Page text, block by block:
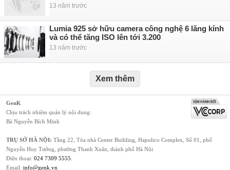
13 năm trước
Lumia 925 sở hữu camera công nghệ 6 lăng kính
và có thể tăng ISO lên tới 3.200
13 năm trước
Xem thêm
GenK
Chịu trách nhiệm quản lý nội dung:
Bà Nguyễn Bích Minh
TRỤ SỞ HÀ NỘI: Tầng 22, Tòa nhà Center Building, Hapulico Complex, Số 01, phố
Nguyễn Huy Tưởng, phường Thanh Xuân, thành phố Hà Nội
Điện thoại: 024 7309 5555
Email: info@genk.vn